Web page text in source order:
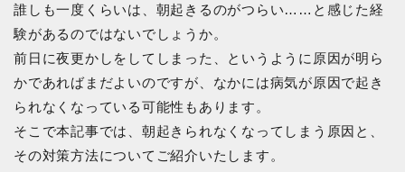
誰しも一度くらいは、朝起きるのがつらい……と感じた経
験があるのではないでしょうか。
前日に夜更かしをしてしまった、というように原因が明ら
かであればまだよいのですが、なかには病気が原因で起き
られなくなっている可能性もあります。
そこで本記事では、朝起きられなくなってしまう原因と、
その対策方法についてご紹介いたします。